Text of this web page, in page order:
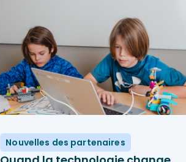
Nouvelles des partenaires